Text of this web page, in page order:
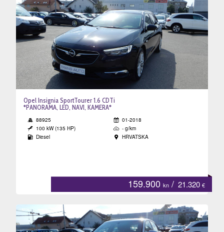
Opel Insignia SportTourer 1.6 CDTi
*PANORAMA, LED, NAVI, KAMERA*
88925
01-2018
100 kW (135 HP)
- g/km
Diesel
HRVATSKA
159.900 kn / 21.320 €